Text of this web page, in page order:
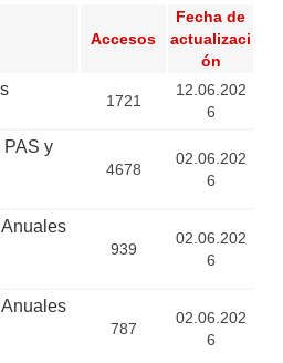
Accesos
Fecha de
actualizaci
ón
1721
12.06.202
6
PAS y
4678
02.06.202
6
939
02.06.202
6
787
02.06.202
6